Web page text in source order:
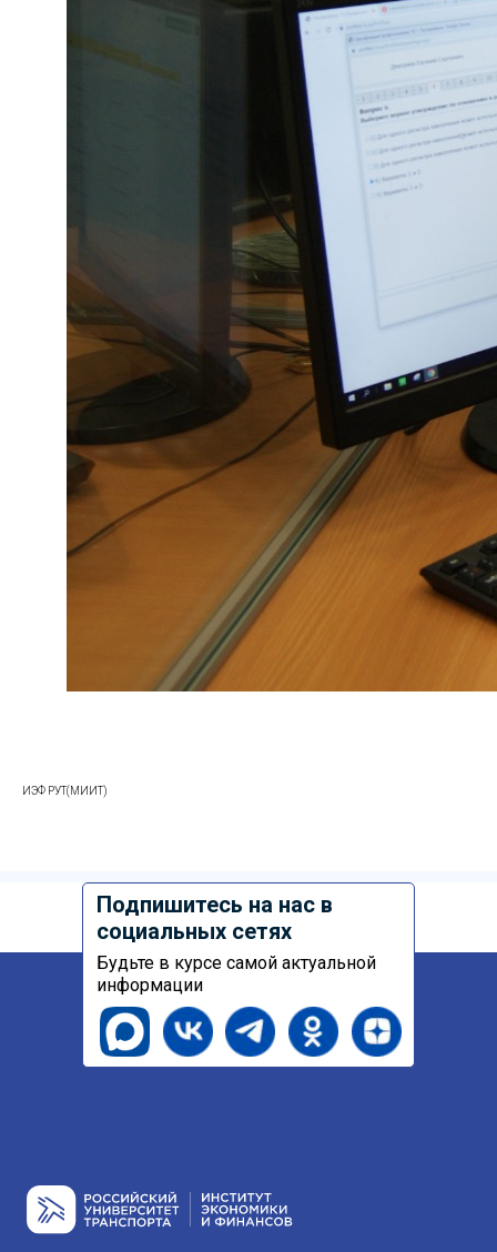
ИЭФ РУТ(МИИТ)
Подпишитесь на нас в
социальных сетях
Будьте в курсе самой актуальной
информации